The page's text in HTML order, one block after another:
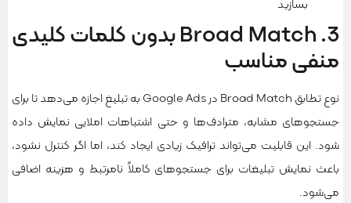
بسازید
3. Broad Match بدون کلمات کلیدی
منفی مناسب
نوع تطابق Broad Match در Google Ads به تبلیغ اجازه می‌دهد تا برای
جستجوهای مشابه، مترادف‌ها و حتی اشتباهات املایی نمایش داده
شود. این قابلیت می‌تواند ترافیک زیادی ایجاد کند، اما اگر کنترل نشود،
باعث نمایش تبلیغات برای جستجوهای کاملاً نامرتبط و هزینه اضافی
می‌شود.